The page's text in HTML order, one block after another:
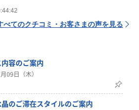
べてのクチコミ・お客さまの声を見る
容のご案内
09日（木）
のご滞在スタイルのご案内